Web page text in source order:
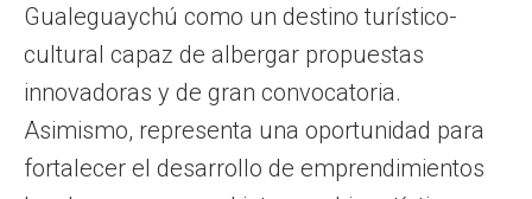
Gualeguaychú como un destino turístico-
cultural capaz de albergar propuestas
innovadoras y de gran convocatoria.
Asimismo, representa una oportunidad para
fortalecer el desarrollo de emprendimientos